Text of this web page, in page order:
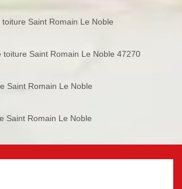
Saint Romain Le Noble
toiture Saint Romain Le Noble 47270
Saint Romain Le Noble
Saint Romain Le Noble